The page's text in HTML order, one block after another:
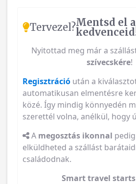
Tervezel?Mentsd el a
Nyitottad meg már a
szívecskére!
Regisztráció után a
automatikusan elmentésre
közé. Így mindig könnyedén
szerettél volna, anélkül, hogy
A megosztás ikonnal
elküldheted a szállást
családodnak.
Smart travel